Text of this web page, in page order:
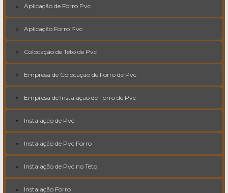
Aplicação de Forro Pvc
Aplicação Forro Pvc
Colocação de Teto de Pvc
Empresa de Colocação de Forro de Pvc
Empresa de Instalação de Forro de Pvc
Instalação de Pvc
Instalação de Pvc Forro
Instalação de Pvc no Teto
Instalação Forro